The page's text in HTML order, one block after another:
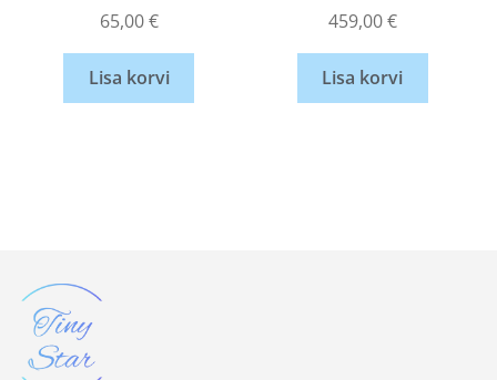
65,00€
Lisa korvi
459,00€
Lisa korvi